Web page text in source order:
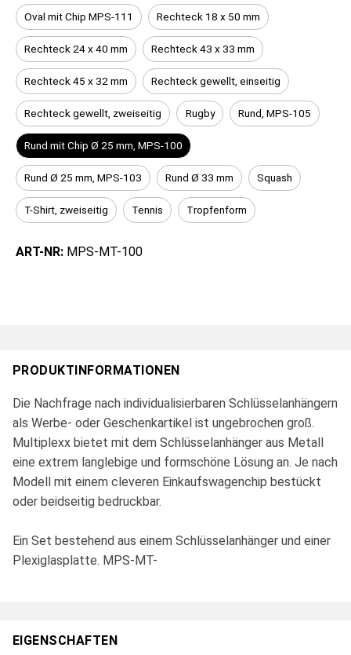
Oval mit Chip MPS-111 Rechteck 18 x 50 mm
Rechteck 24 x 40 mm Rechteck 43 x 33 mm
Rechteck 45 x 32 mm Rechteck gewellt, einseitig
Rechteck gewellt, zweiseitig Rugby Rund, MPS-105
Rund mit Chip Ø 25 mm, MPS-100
Rund Ø 25 mm, MPS-103 Rund Ø 33 mm Squash
T-Shirt, zweiseitig Tennis Tropfenform
ART-NR: MPS-MT-100
PRODUKTINFORMATIONEN
Die Nachfrage nach individualisierbaren Schlüsselanhängern
als Werbe- oder Geschenkartikel ist ungebrochen groß.
Multiplexx bietet mit dem Schlüsselanhänger aus Metall
eine extrem langlebige und formschöne Lösung an. Je nach
Modell mit einem cleveren Einkaufswagenchip bestückt
oder beidseitig bedruckbar.
Ein Set bestehend aus einem Schlüsselanhänger und einer
Plexiglasplatte. MPS-MT-
EIGENSCHAFTEN